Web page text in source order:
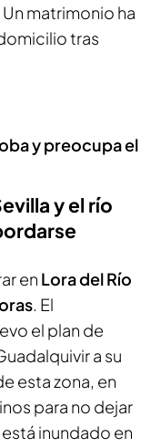
matrimonio ha
tras
y preocupa el
y el río
en Lora del Río
. El
el plan de
a su
esta zona, en
para no dejar
inundado en